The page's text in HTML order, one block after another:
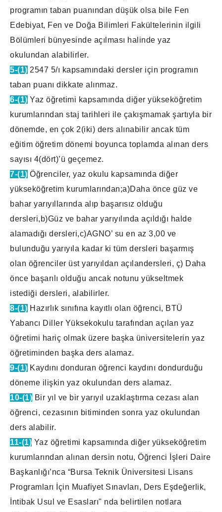
programın taban puanından düşük olsa bile Fen
Edebiyat, Fen ve Doğa Bilimleri Fakültelerinin ilgili
Bölümleri bünyesinde açılması halinde yaz
okulundan alabilirler.
5-(1) 2547 5/ı kapsamındaki dersler için programın
taban puanı dikkate alınmaz.
6-(1) Yaz öğretimi kapsamında diğer yükseköğretim
kurumlarından staj tarihleri ile çakışmamak şartıyla bir
dönemde, en çok 2(iki) ders alınabilir ancak tüm
eğitim öğretim dönemi boyunca toplamda alınan ders
sayısı 4(dört)’ü geçemez.
7-(1) Öğrenciler, yaz okulu kapsamında diğer
yükseköğretim kurumlarından;a)Daha önce güz ve
bahar yarıyıllarında alıp başarısız olduğu
dersleri,b)Güz ve bahar yarıyılında açıldığı halde
alamadığı dersleri,c)AGNO’ su en az 3,00 ve
bulunduğu yarıyıla kadar ki tüm dersleri başarmış
olan öğrenciler üst yarıyıldan açılandersleri, ç) Daha
önce başarılı olduğu ancak notunu yükseltmek
istediği dersleri, alabilirler.
8-(1) Hazırlık sınıfına kayıtlı olan öğrenci, BTÜ
Yabancı Diller Yüksekokulu tarafından açılan yaz
öğretimi hariç olmak üzere başka üniversitelerin yaz
öğretiminden başka ders alamaz.
9-(1) Kaydını donduran öğrenci kaydını dondurduğu
döneme ilişkin yaz okulundan ders alamaz.
10-(1) Bir yıl ve bir yarıyıl uzaklaştırma cezası alan
öğrenci, cezasının bitiminden sonra yaz okulundan
ders alabilir.
11-(1) Yaz öğretimi kapsamında diğer yükseköğretim
kurumlarından alınan dersin notu, Öğrenci İşleri Daire
Başkanlığı’nca “Bursa Teknik Üniversitesi Lisans
Programları İçin Muafiyet Sınavları, Ders Eşdeğerlik,
İntibak Usul ve Esasları" nda belirtilen notlara